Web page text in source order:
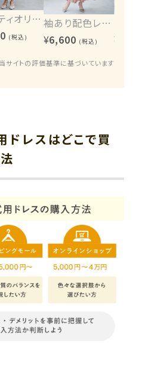
【ルルティオリジナル】エンブロイダリーワンピース
(税込)
袖あり配色レースハシゴ切り替えワンピース
¥6,600 (税込) ¥
サイトの評価基準に基づいています
レスはどこで買